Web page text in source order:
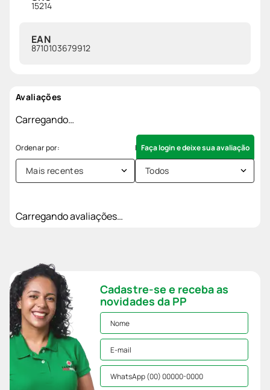
15214
EAN
8710103679912
Avaliações
Carregando…
Faça login e deixe sua avaliação
Mais recentes Todos
Carregando avaliações…
Cadastre-se e receba as
novidades da PP